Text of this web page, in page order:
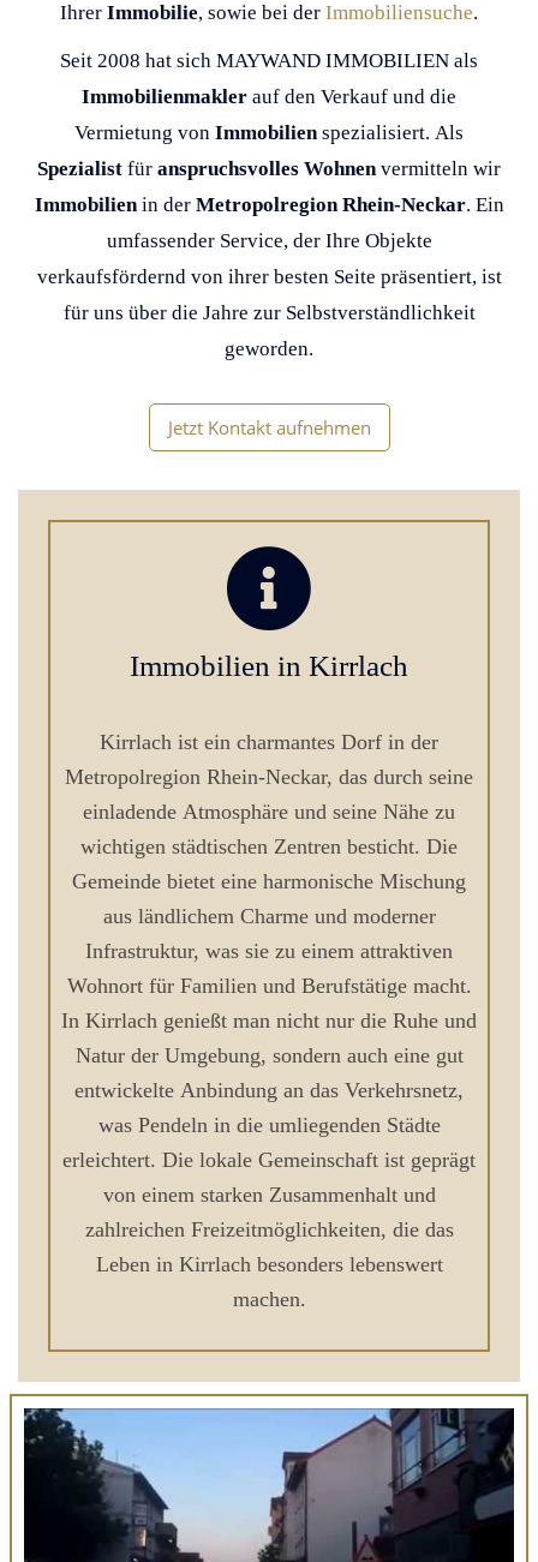
Ihrer Immobilie, sowie bei der Immobiliensuche.
Seit 2008 hat sich MAYWAND IMMOBILIEN als
Immobilienmakler auf den Verkauf und die
Vermietung von Immobilienspezialisiert. Als
Spezialist für anspruchsvolles Wohnenvermitteln wir
Immobilienin der Metropolregion Rhein-Neckar. Ein
umfassender Service, der Ihre Objekte
verkaufsfördernd von ihrer besten Seite präsentiert, ist
für uns über die Jahre zur Selbstverständlichkeit
geworden.
Jetzt Kontakt aufnehmen
Immobilien in Kirrlach
Kirrlach ist ein charmantes Dorf in der
Metropolregion Rhein-Neckar, das durch seine
einladende Atmosphäre und seine Nähe zu
wichtigen städtischen Zentren besticht. Die
Gemeinde bietet eine harmonische Mischung
aus ländlichem Charme und moderner
Infrastruktur, was sie zu einem attraktiven
Wohnort für Familien und Berufstätige macht.
In Kirrlach genießt man nicht nur die Ruhe und
Natur der Umgebung, sondern auch eine gut
entwickelte Anbindung an das Verkehrsnetz,
was Pendeln in die umliegenden Städte
erleichtert. Die lokale Gemeinschaft ist geprägt
von einem starken Zusammenhalt und
zahlreichen Freizeitmöglichkeiten, die das
Leben in Kirrlach besonders lebenswert
machen.